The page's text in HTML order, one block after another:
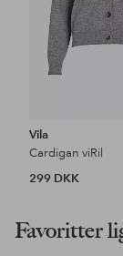
Vila
Cardigan viRil
299 DKK
Favoritter